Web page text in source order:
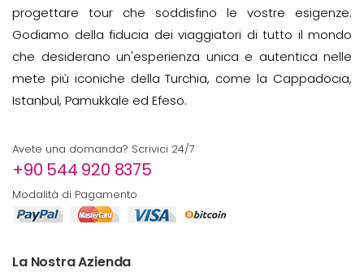
progettare tour che soddisfino le vostre esigenze.
Godiamo della fiducia dei viaggiatori di tutto il mondo
che desiderano un'esperienza unica e autentica nelle
mete più iconiche della Turchia, come la Cappadocia,
Istanbul, Pamukkale ed Efeso.
Avete una domanda? Scrivici 24/7
+90 544 920 8375
Modalità di Pagamento
La Nostra Azienda